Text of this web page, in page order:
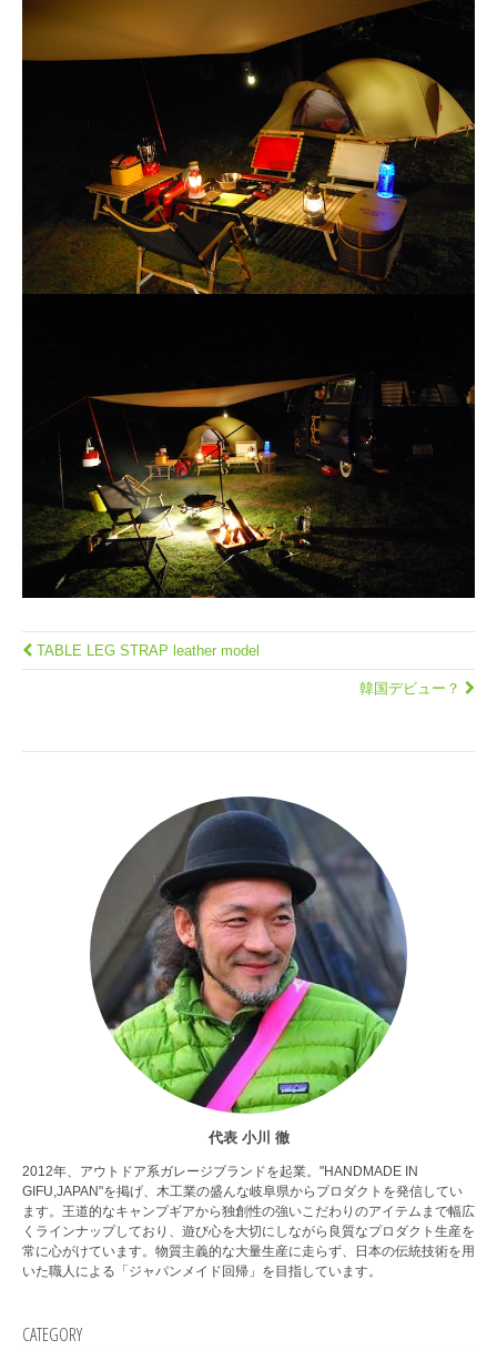
TABLE LEG STRAP leather model
韓国デビュー？
代表 小川 徹
2012年、アウトドア系ガレージブランドを起業。"HANDMADE IN
GIFU,JAPAN"を掲げ、木工業の盛んな岐阜県からプロダクトを発信してい
ます。王道的なキャンプギアから独創性の強いこだわりのアイテムまで幅広
くラインナップしており、遊び心を大切にしながら良質なプロダクト生産を
常に心がけています。物質主義的な大量生産に走らず、日本の伝統技術を用
いた職人による「ジャパンメイド回帰」を目指しています。
CATEGORY